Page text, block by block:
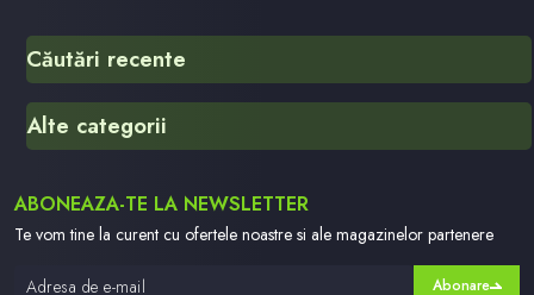
Căutări recente
1970
English Made Fun
Baby Items For Infant
Zvireci Zabavky A Hracky
Kids Clothing Online
Alte categorii
ABONEAZA-TE LA NEWSLETTER
Te vom tine la curent cu ofertele noastre si ale magazinelor partenere
Abonare